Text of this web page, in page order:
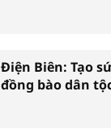
Điện Biên: Tạo
đồng bào dân